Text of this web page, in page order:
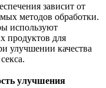
зависит от
методов обработки.
используют
продуктов для
улучшении качества
улучшения